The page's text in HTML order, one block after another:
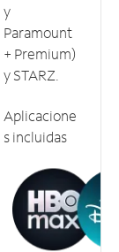
y
Paramount
+ Premium)
y STARZ.
Aplicacione
s incluidas